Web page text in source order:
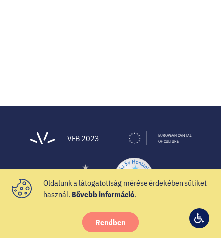
© 2021 Veszprém-Balaton 2023
VEB 2023
EUROPEAN CAPITAL
OF CULTURE
InstagramYouTubeSpotify
Oldalunk a látogatottság mérése érdekében sütiket
használ. Bővebb információ.
Rendben